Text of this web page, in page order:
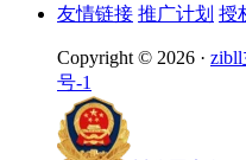
友情链接 推广计划 授
Copyright © 2026 ·
号-1